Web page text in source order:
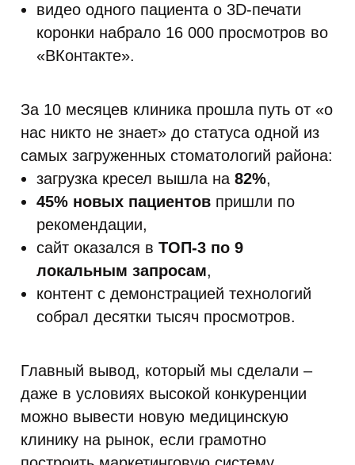
видео одного пациента о 3D-печати
коронки набрало 16 000 просмотров во
«ВКонтакте».
За 10 месяцев клиника прошла путь от «о
нас никто не знает» до статуса одной из
самых загруженных стоматологий района:
загрузка кресел вышла на 82%,
45% новых пациентов пришли по
рекомендации,
сайт оказался в ТОП-3 по 9
локальным запросам,
контент с демонстрацией технологий
собрал десятки тысяч просмотров.
Главный вывод, который мы сделали –
даже в условиях высокой конкуренции
можно вывести новую медицинскую
клинику на рынок, если грамотно